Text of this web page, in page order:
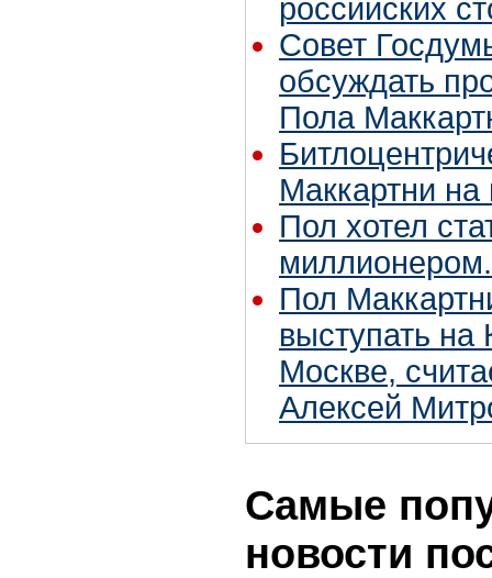
российских
Совет
обсуждать
Пола
Маккартни на
Пол хотел
Пол
выступать
Москве,
Алексей
Самые
новости